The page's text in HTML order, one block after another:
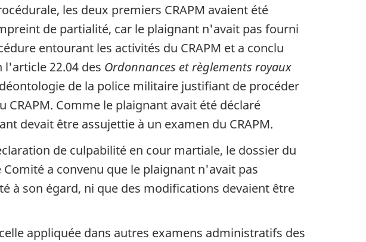
les deux premiers CRAPM avaient été
de partialité, car le plaignant n'avait pas fourni
entourant les activités du CRAPM et a conclu
l'article 22.04 des Ordonnances et règlements royaux
de la police militaire justifiant de procéder
Comme le plaignant avait été déclaré
devait être assujettie à un examen du CRAPM.
de culpabilité en cour martiale, le dossier du
a convenu que le plaignant n'avait pas
à son égard, ni que des modifications devaient être
appliquée dans autres examens administratifs des